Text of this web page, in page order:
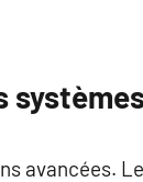
avancées.